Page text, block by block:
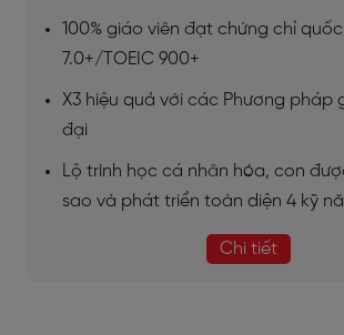
100% giáo viên đạt chứng chỉ quốc
7.0+/TOEIC 900+
X3 hiệu quả với các Phương pháp
đại
Lộ trình học cá nhân hóa, con
sao và phát triển toàn diện 4 kỹ
Chi tiết